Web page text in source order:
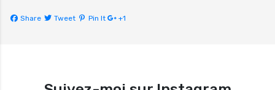
Share Tweet Pin It +1